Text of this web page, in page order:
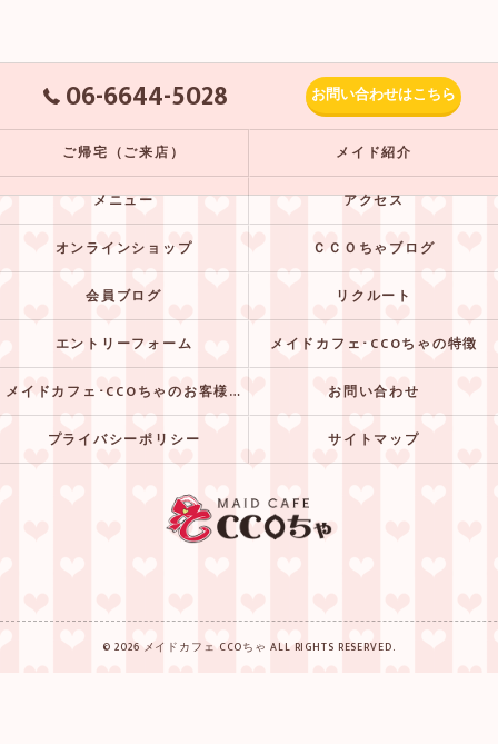
06-6644-5028 お問い合わせはこちら
ご帰宅（ご来店） メイド紹介
メニュー アクセス
オンラインショップ ＣＣＯちゃブログ
会員ブログ リクルート
エントリーフォーム メイドカフェ･CCOちゃの特徴
メイドカフェ･CCOちゃのお客様の声 お問い合わせ
プライバシーポリシー サイトマップ
© 2026 メイドカフェ CCOちゃ ALL RIGHTS RESERVED.